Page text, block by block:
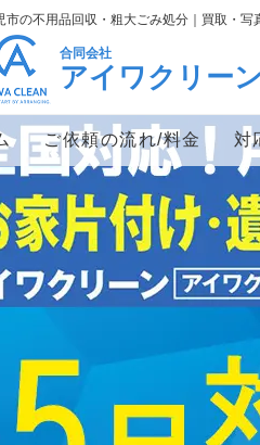
市の不用品回収・粗大ごみ処分｜買取・写
合同会社
アイワクリーン
ご依頼の流れ/料金 対